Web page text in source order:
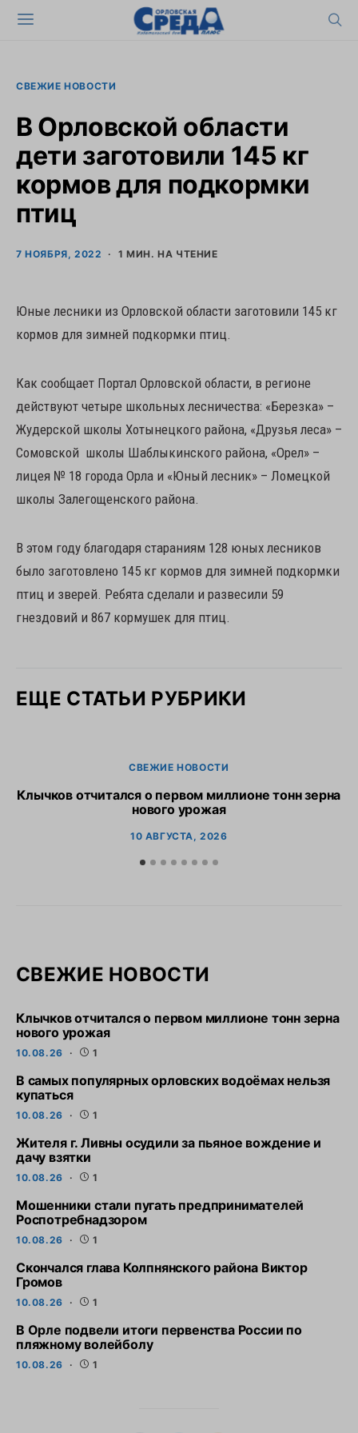
СВЕЖИЕ НОВОСТИ
В Орловской области
дети заготовили 145 кг
кормов для подкормки
птиц
7 НОЯБРЯ, 2022 1 МИН. НА ЧТЕНИЕ
Юные лесники из Орловской области заготовили 145 кг
кормов для зимней подкормки птиц.
Как сообщает Портал Орловской области, в регионе
действуют четыре школьных лесничества: «Березка» –
Жудерской школы Хотынецкого района, «Друзья леса» –
Сомовской школы Шаблыкинского района, «Орел» –
лицея № 18 города Орла и «Юный лесник» – Ломецкой
школы Залегощенского района.
В этом году благодаря стараниям 128 юных лесников
было заготовлено 145 кг кормов для зимней подкормки
птиц и зверей. Ребята сделали и развесили 59
гнездовий и 867 кормушек для птиц.
ЕЩЕ СТАТЬИ РУБРИКИ
СВЕЖИЕ НОВОСТИ
Клычков отчитался о первом миллионе тонн зерна
нового урожая
10 АВГУСТА, 2026
СВЕЖИЕ НОВОСТИ
Клычков отчитался о первом миллионе тонн зерна
нового урожая
10.08.26 1
В самых популярных орловских водоёмах нельзя
купаться
10.08.26 1
Жителя г. Ливны осудили за пьяное вождение и
дачу взятки
10.08.26 1
Мошенники стали пугать предпринимателей
Роспотребнадзором
10.08.26 1
Скончался глава Колпнянского района Виктор
Громов
10.08.26 1
В Орле подвели итоги первенства России по
пляжному волейболу
10.08.26 1